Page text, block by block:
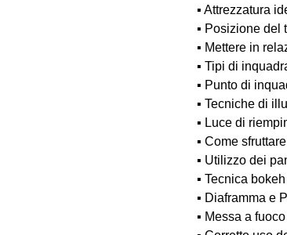
▪️ Attrezzatura
▪️ Posizione del
▪️ Mettere in
▪️ Tipi di
▪️ Punto di
▪️ Tecniche di
▪️ Luce di
▪️ Come
▪️ Utilizzo dei
▪️ Tecnica
▪️ Diaframma e
▪️ Messa a fuoco